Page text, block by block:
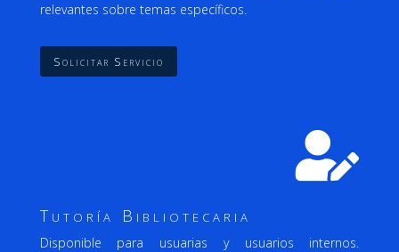
relevantes sobre temas específicos.
Solicitar Servicio

Tutoría Bibliotecaria
Disponible para usuarias y usuarios internos.